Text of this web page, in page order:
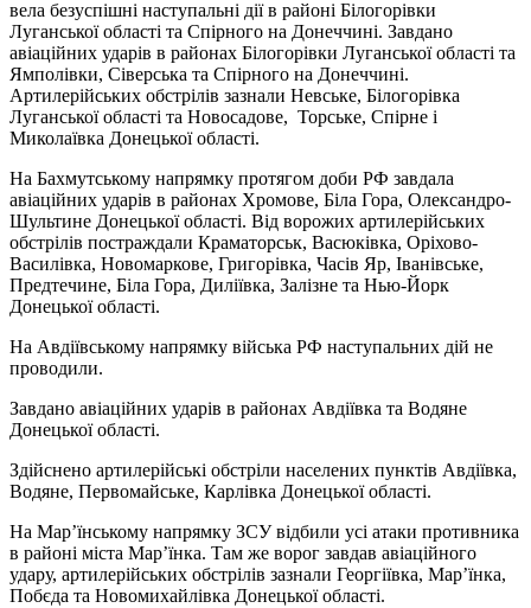
вела безуспішні наступальні дії в районі Білогорівки
Луганської області та Спірного на Донеччині. Завдано
авіаційних ударів в районах Білогорівки Луганської області та
Ямполівки, Сіверська та Спірного на Донеччині.
Артилерійських обстрілів зазнали Невське, Білогорівка
Луганської області та Новосадове, Торське, Спірне і
Миколаївка Донецької області.
На Бахмутському напрямку протягом доби РФ завдала
авіаційних ударів в районах Хромове, Біла Гора, Олександро-
Шультине Донецької області. Від ворожих артилерійських
обстрілів постраждали Краматорськ, Васюківка, Оріхово-
Василівка, Новомаркове, Григорівка, Часів Яр, Іванівське,
Предтечине, Біла Гора, Диліївка, Залізне та Нью-Йорк
Донецької області.
На Авдіївському напрямку війська РФ наступальних дій не
проводили.
Завдано авіаційних ударів в районах Авдіївка та Водяне
Донецької області.
Здійснено артилерійські обстріли населених пунктів Авдіївка,
Водяне, Первомайське, Карлівка Донецької області.
На Мар’їнському напрямку ЗСУ відбили усі атаки противника
в районі міста Мар’їнка. Там же ворог завдав авіаційного
удару, артилерійських обстрілів зазнали Георгіївка, Мар’їнка,
Побєда та Новомихайлівка Донецької області.